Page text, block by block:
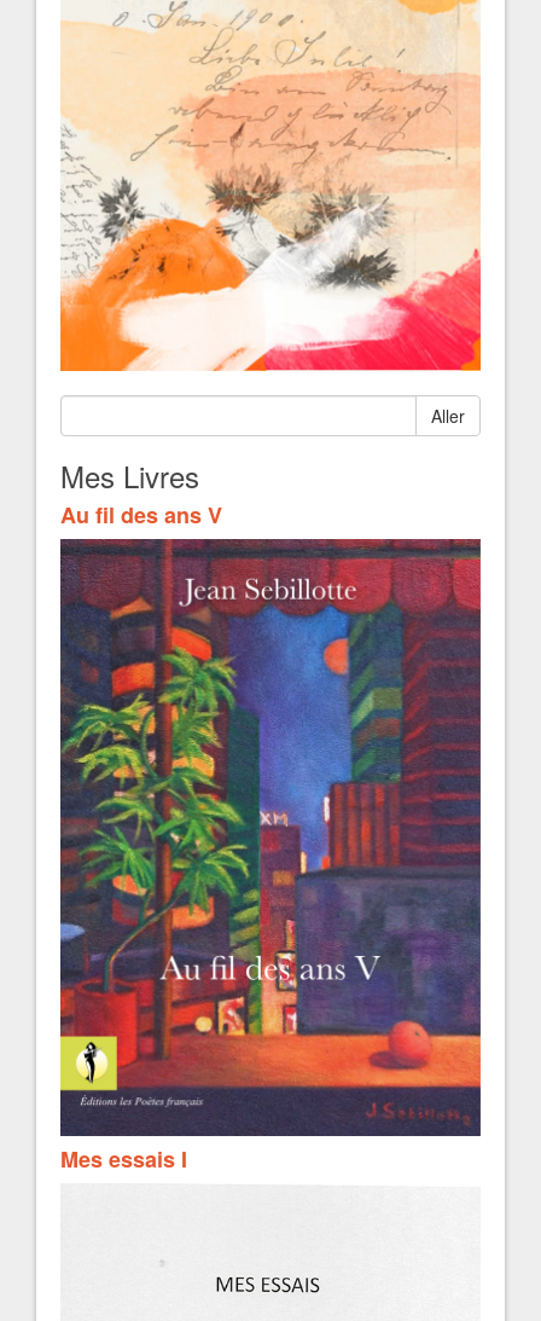
Aller
Mes Livres
Au fil des ans V
Mes essais I